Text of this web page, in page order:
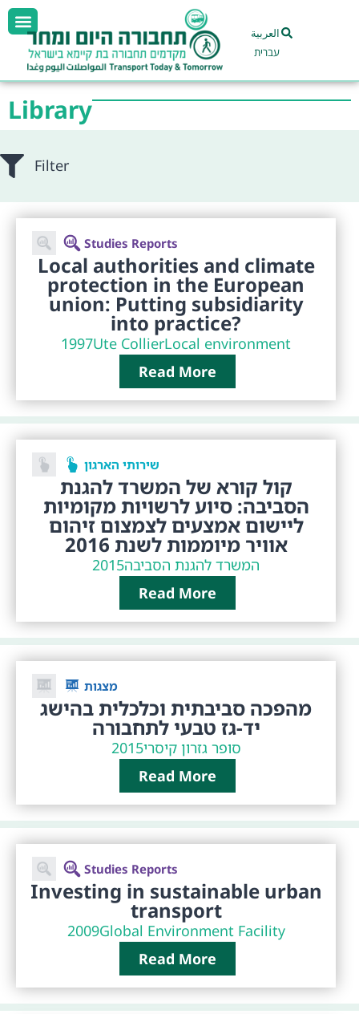
العربية
עברית
Library
Filter
Studies Reports
Local authorities and climate
protection in the European
union: Putting subsidiarity
into practice?
1997Ute CollierLocal environment
Read More
שירותי הארגון
קול קורא של המשרד להגנת
הסביבה: סיוע לרשויות מקומיות
ליישום אמצעים לצמצום זיהום
אוויר מיוממות לשנת 2016
2015המשרד להגנת הסביבה
Read More
מצגות
מהפכה סביבתית וכלכלית בהישג
יד-גז טבעי לתחבורה
2015רון קיסריסופר גז
Read More
Studies Reports
Investing in sustainable urban
transport
2009Global Environment Facility
Read More